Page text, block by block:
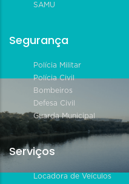
SAMU
Segurança
Polícia Militar
Polícia Civil
Bombeiros
Defesa Civil
Guarda Municipal
Serviços
Locadora de Veículos